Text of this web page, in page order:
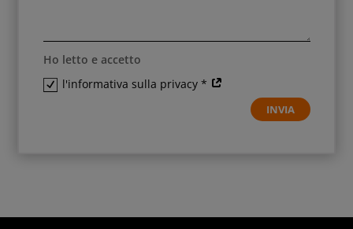
Ho letto e accetto
l'informativa sulla privacy *
INVIA